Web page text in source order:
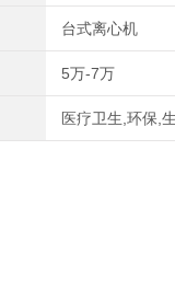
台式离心机
5万-7万
医疗卫生,环保,